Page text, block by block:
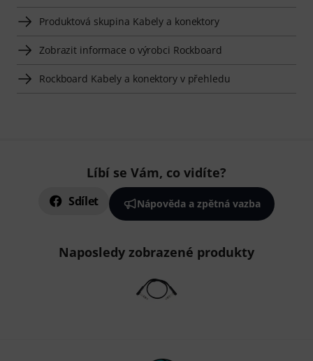
Produktová skupina Kabely a konektory
Zobrazit informace o výrobci Rockboard
Rockboard Kabely a konektory v přehledu
Líbí se Vám, co vidíte?
Sdílet Nápověda a zpětná vazba
Naposledy zobrazené produkty